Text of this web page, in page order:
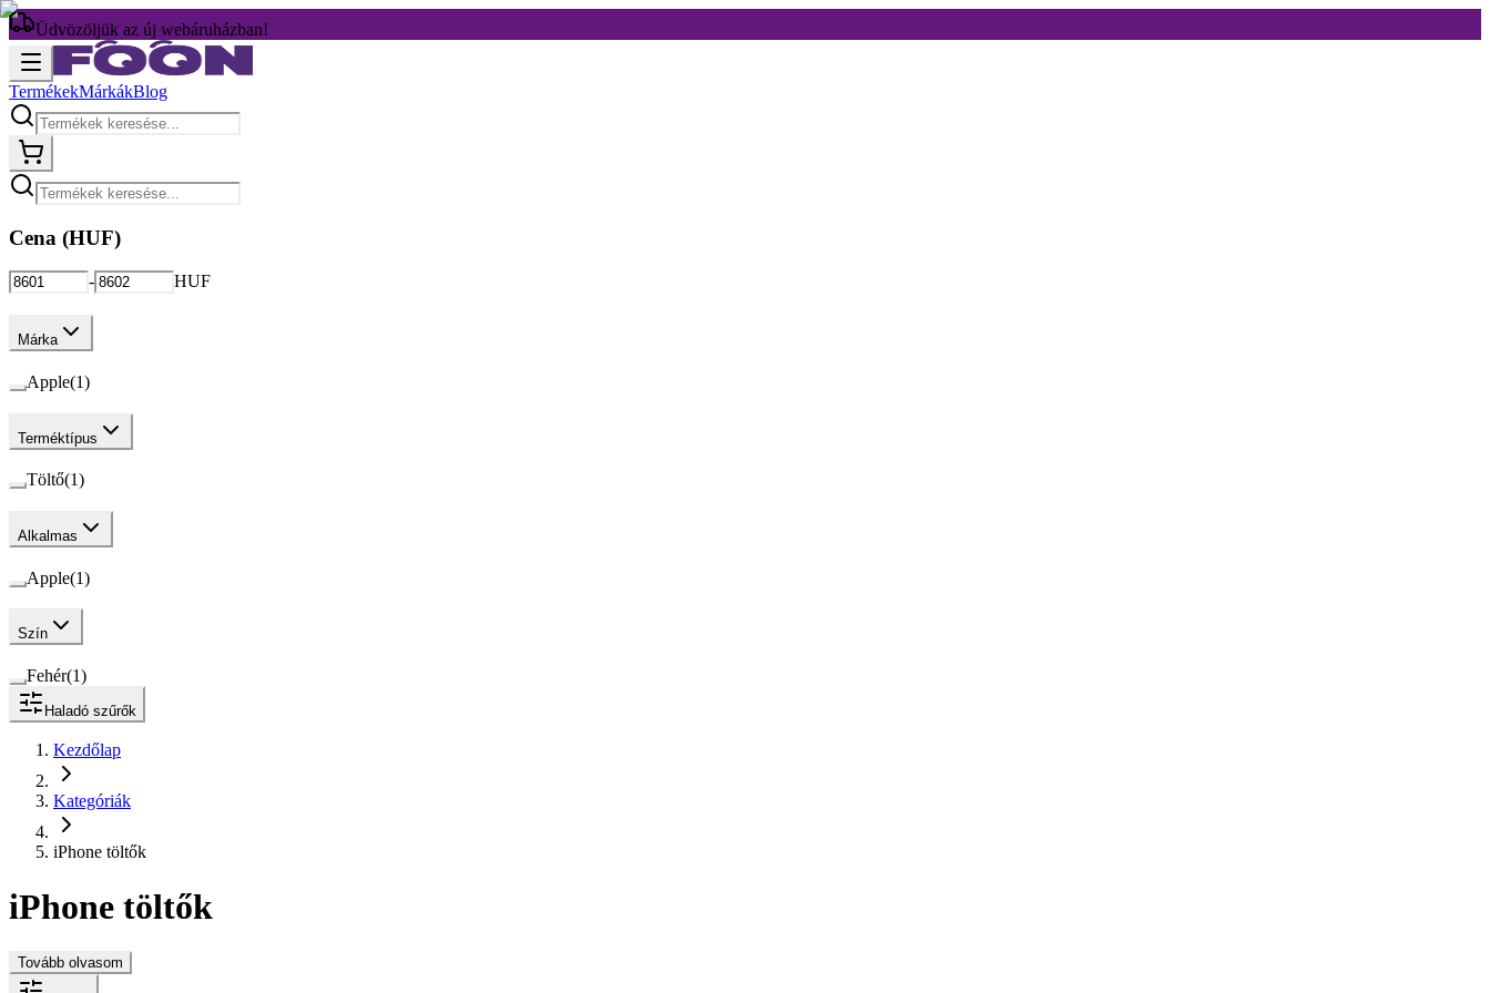
Üdvözöljük az új webáruházban!
TermékekMárkákBlog
Cena (HUF)
- HUF
Márka
Apple(1)
Terméktípus
Töltő(1)
Alkalmas
Apple(1)
Szín
Fehér(1)
Haladó szűrők
Kezdőlap
Kategóriák
iPhone töltők
iPhone töltők
Tovább olvasom